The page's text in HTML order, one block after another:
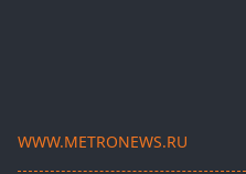
WWW.METRONEWS.RU